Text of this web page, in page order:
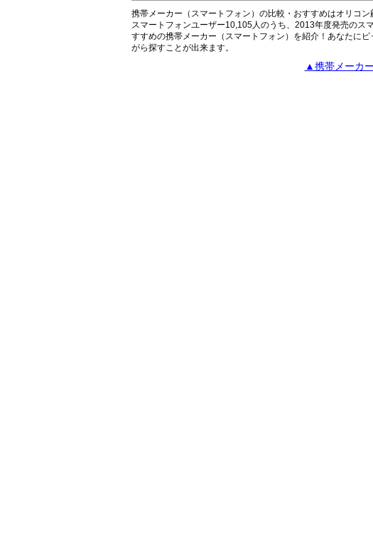
携帯メーカー（スマートフォン）の比較・おすすめはオリコン
スマートフォンユーザー10,105人のうち、2013年度発売のス
すすめの携帯メーカー（スマートフォン）を紹介！あなたに
がら探すことが出来ます。
▲携帯メーカ